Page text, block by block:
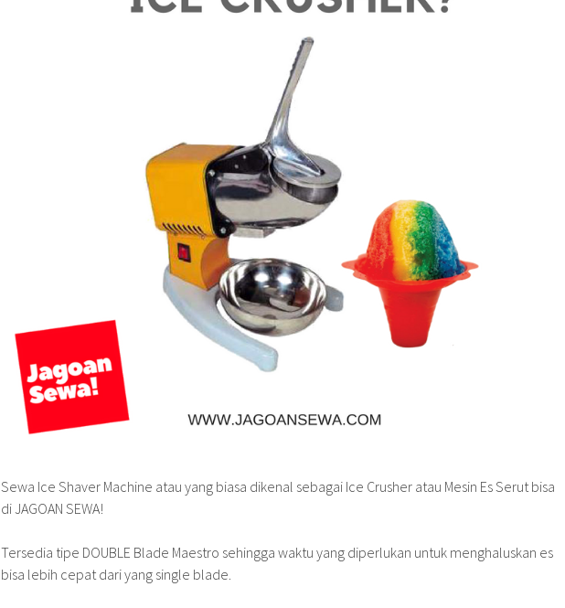
Sewa Ice Shaver Machine atau yang biasa dikenal sebagai Ice Crusher atau Mesin Es Serut bisa
di JAGOAN SEWA!
Tersedia tipe DOUBLE Blade Maestro sehingga waktu yang diperlukan untuk menghaluskan es
bisa lebih cepat dari yang single blade.